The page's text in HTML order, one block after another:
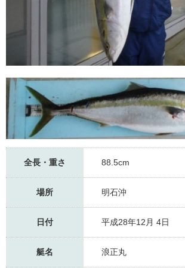
全長・重さ 88.5cm
場所 明石沖
日付 平成28年12月 4日
艇名 浪正丸